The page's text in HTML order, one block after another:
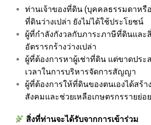
ท่านเจ้าของที่ดิน (บุคคลธรรมดาห
ที่ดินว่างเปล่า ยังไม่ได้ใช้ประโยชน์
ผู้ที่กำลังกังวลกับภาระภาษีที่ดินและ
อัตรารกร้างว่างเปล่า
ผู้ที่ต้องการหาผู้เช่าที่ดิน แต่ขาดปร
เวลาในการบริหารจัดการสัญญา
ผู้ที่ต้องการให้ที่ดินของตนเองได้สร้า
สังคมและช่วยเหลือเกษตรกรรายย่อย
สิ่งที่ท่านจะได้รับจากการเข้าร่วม